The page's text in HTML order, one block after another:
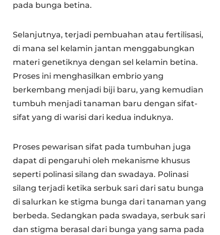
pada bunga betina.
Selanjutnya, terjadi pembuahan atau fertilisasi,
di mana sel kelamin jantan menggabungkan
materi genetiknya dengan sel kelamin betina.
Proses ini menghasilkan embrio yang
berkembang menjadi biji baru, yang kemudian
tumbuh menjadi tanaman baru dengan sifat-
sifat yang di warisi dari kedua induknya.
Proses pewarisan sifat pada tumbuhan juga
dapat di pengaruhi oleh mekanisme khusus
seperti polinasi silang dan swadaya. Polinasi
silang terjadi ketika serbuk sari dari satu bunga
di salurkan ke stigma bunga dari tanaman yang
berbeda. Sedangkan pada swadaya, serbuk sari
dan stigma berasal dari bunga yang sama pada